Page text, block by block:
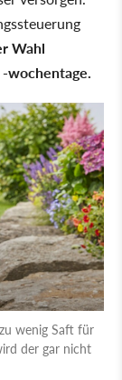
Wahl
wochentage.
wenig Saft für
der gar nicht